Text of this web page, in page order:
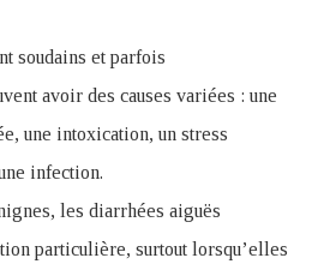
soudains et parfois
avoir des causes variées : une
une intoxication, un stress
infection.
les diarrhées aiguës
particulière, surtout lorsqu’elles